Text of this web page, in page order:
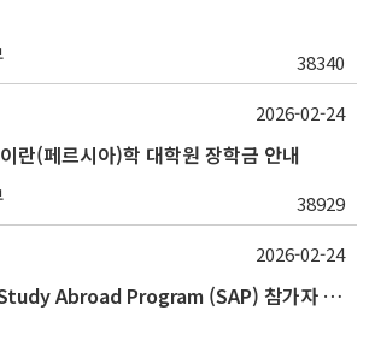
38340
란(페르시아)학 대학원 장학금 안내
38929
2026-02-24
(~3/6) 2026하계 Study Abroad Program (SAP) 참가자 모집 안내
2026-02-24